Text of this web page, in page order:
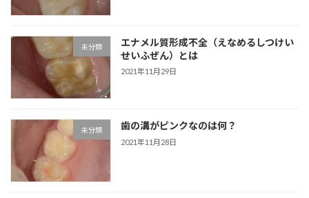
未分類
エナメル質形成不全（えなめるしつけい
せいふぜん）とは
2021年11月29日
未分類 歯の溝がピンクなのは何？
2021年11月28日